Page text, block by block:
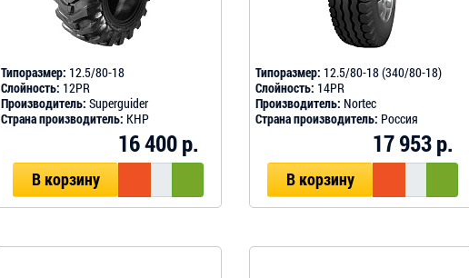
Типоразмер: 12.5/80-18
Слойность: 12PR
Производитель: Superguider
Страна производитель: КНР
16 400 р.
В корзину
Типоразмер: 12.5/80-18 (340/80-18)
Слойность: 14PR
Производитель: Nortec
Страна производитель: Россия
17 953 р.
В корзину